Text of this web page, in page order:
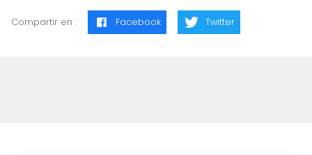
Compartir en : Facebook Twitter